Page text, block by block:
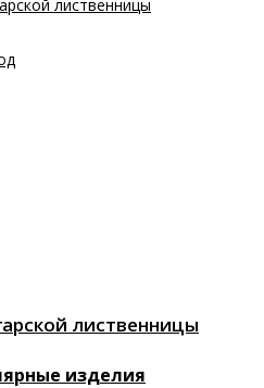
лиственницы
лиственницы
изделия